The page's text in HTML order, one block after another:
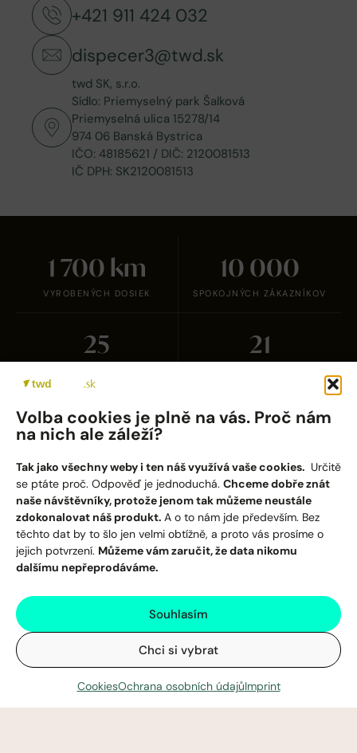
Volba cookies je plně na vás. Proč nám
na nich ale záleží?
Tak jako všechny weby i ten náš využívá vaše cookies. Určitě
se ptáte proč. Odpověď je jednoduchá. Chceme dobře znát
naše návštěvníky, protože jenom tak můžeme neustále
zdokonalovat náš produkt. A o to nám jde především. Bez
těchto dat by to šlo jen velmi obtížně, a proto vás prosíme o
jejich potvrzení. Můžeme vám zaručit, že data nikomu
dalšímu nepřeprodáváme.
Souhlasím
Chci si vybrat
CookiesOchrana osobních údajůImprint
+421 911 424 032
dispecer3@twd.sk
twd SK, s.r.o.
Sídlo: Priemyselný park Šalková
Priemyselná ulica 15278/14
974 06 Banská Bystrica
IČO: 48185621 / DIČ: 2120081513
IČ DPH: SK2120081513
1 700 km
VYROBENÝCH DOSIEK
10 000
SPOKOJNÝCH ZÁKAZNÍKOV
25
PARTNEROV
21
O KOMPOZITE
WPC TERASY
FAQ
NA STIAHNUTIE